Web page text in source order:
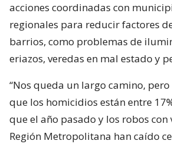
acciones coordinadas con
regionales para reducir factores
barrios, como problemas de
eriazos, veredas en mal estado y
“Nos queda un largo camino,
que los homicidios están entre
que el año pasado y los robos con
Región Metropolitana han caído